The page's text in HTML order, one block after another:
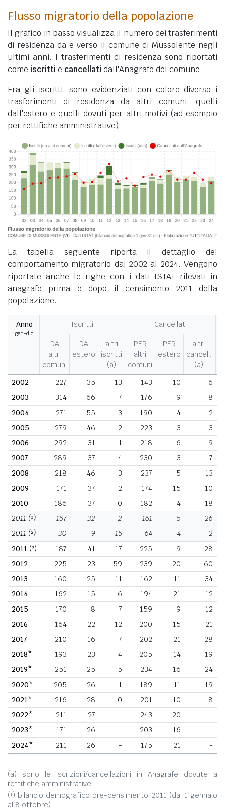
Flusso migratorio della popolazione
Il grafico in basso visualizza il numero dei trasferimenti
di residenza da e verso il comune di Mussolente negli
ultimi anni. I trasferimenti di residenza sono riportati
come iscritti e cancellati dall'Anagrafe del comune.
Fra gli iscritti, sono evidenziati con colore diverso i
trasferimenti di residenza da altri comuni, quelli
dall'estero e quelli dovuti per altri motivi (ad esempio
per rettifiche amministrative).
La tabella seguente riporta il dettaglio del
comportamento migratorio dal 2002 al 2024. Vengono
riportate anche le righe con i dati ISTAT rilevati in
anagrafe prima e dopo il censimento 2011 della
popolazione.
Anno
gen-dic
Iscritti
Cancellati
DA
altri
comuni
DA
estero
altri
iscritti
(a)
PER
altri
comuni
PER
estero
altri
cancell.
(a)
2002
227 35 13 143 10
6
2003
314 66 7 176 9
8
2004
271 55 3 190 4
2
2005
279 46 2 223 3
3
2006
292 31 1 218 6
9
2007
289 37 4 230 3
7
2008
218 46 3 237 5
13
2009
171 37 2 174 15
10
2010
186 37 0 182 4
18
2011 (¹) 157 32 2 161 5
26
2011 (²) 30 9 15 64 4
2
2011 (³) 187 41 17 225 9
28
2012
225 23 59 239 20
60
2013
160 25 11 162 11
34
2014
162 15 6 194 21
12
2015
170 8 7 159 9
12
2016
164 22 12 200 15
21
2017
210 16 7 202 21
28
2018*
193 23 4 205 14
19
2019*
251 25 5 234 16
24
2020*
205 26 1 189 11
19
2021*
216 28 0 201 10
8
2022*
211 27 - 243 20
-
2023*
171 26 - 203 16
-
2024*
211 26 - 175 21 -
(a) sono le iscrizioni/cancellazioni in Anagrafe dovute a
rettifiche amministrative.
(¹) bilancio demografico pre-censimento 2011 (dal 1 gennaio
al 8 ottobre)